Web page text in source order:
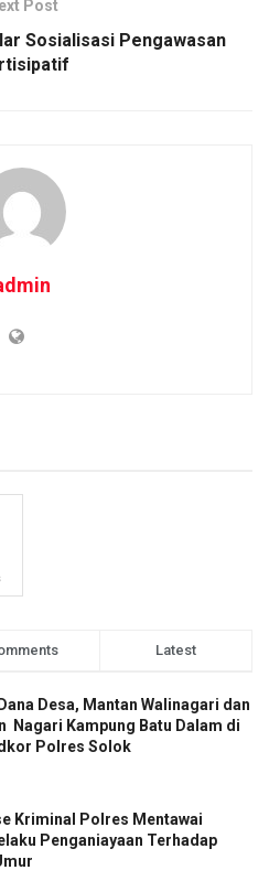
Post
Sosialisasi Pengawasan
Latest
Desa, Mantan Walinagari dan
Nagari Kampung Batu Dalam di
Polres Solok
Kriminal Polres Mentawai
Penganiayaan Terhadap